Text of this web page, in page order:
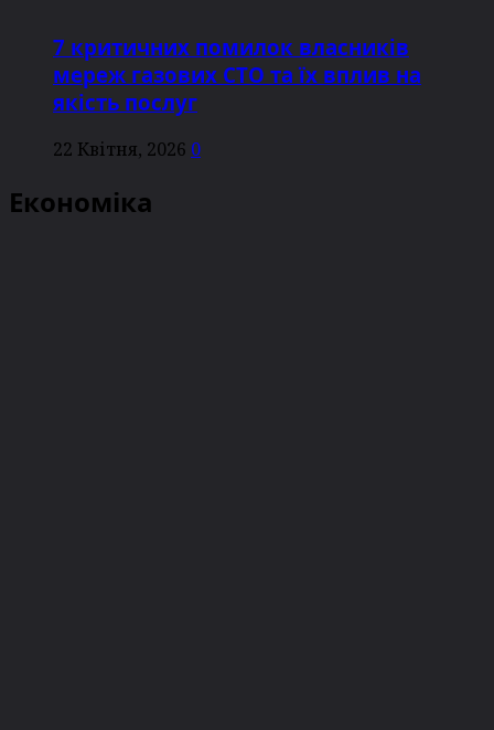
7 критичних помилок власників
мереж газових СТО та їх вплив на
якість послуг
22 Квітня, 2026 0
Економіка